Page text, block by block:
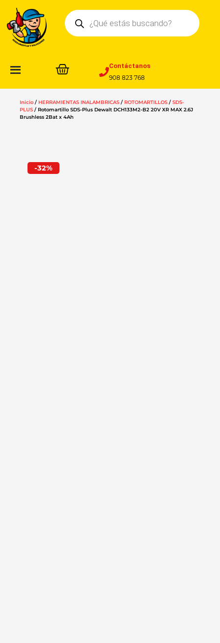
contenido
Búsqueda
de
productos
Contáctanos
908 823 768
Inicio / HERRAMIENTAS INALAMBRICAS / ROTOMARTILLOS / SDS-
PLUS / Rotomartillo SDS-Plus Dewalt DCH133M2-B2 20V XR MAX 2.6J
Brushless 2Bat x 4Ah
-32%